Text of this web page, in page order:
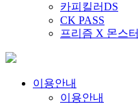
카피킬러DS
CK PASS
프리즘 X 몬스터
이용안내
이용안내